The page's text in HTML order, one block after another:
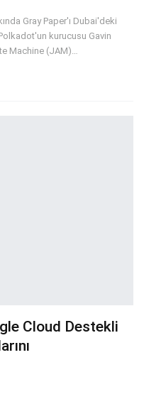
Gray Paper'ı Dubai'deki
kurucusu Gavin
Machine (JAM)
Cloud Destekli